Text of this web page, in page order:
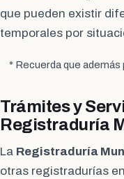
que pueden existir
temporales por
* Recuerda que
Trámites y
Registraduría
La Registraduría
otras registradurías